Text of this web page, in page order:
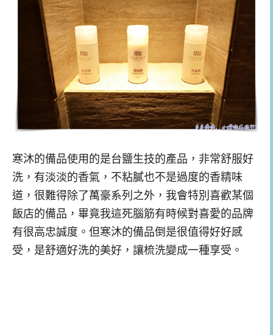
寒沐的備品使用的是台鹽生技的產品，非常舒服好
洗，有淡淡的香氣，不粘膩也不是過度的香精味
道，很難得除了萬豪系列之外，我會特別喜歡某個
飯店的備品，畢竟我這死腦筋有時候對喜愛的品牌
有很高忠誠度。但寒沐的備品倒是很值得好好感
受，是舒適好洗的美好，讓梳洗變成一種享受。